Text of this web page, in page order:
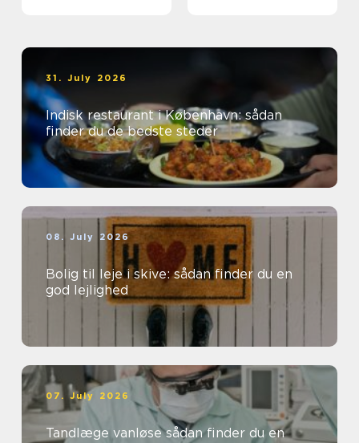
31. July 2026
Indisk restaurant i København: sådan
finder du de bedste steder
08. July 2026
Bolig til leje i skive: sådan finder du en
god lejlighed
07. July 2026
Tandlæge vanløse sådan finder du en